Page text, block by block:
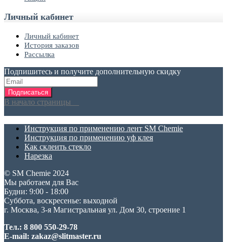
Личный кабинет
Личный кабинет
История заказов
Рассылка
Подпишитесь и получите дополнительную скидку
Подписаться
В начало страницы
Инструкция по применению лент SM Chemie
Инструкция по применению уф клея
Как склеить стекло
Нарезка
© SM Chemie 2024
Мы работаем для Вас
Будни: 9:00 - 18:00
Суббота, воскресенье: выходной
г. Москва, 3-я Магистральная ул. Дом 30, строение 1
Тел.: 8 800 550-29-78
E-mail: zakaz@slitmaster.ru